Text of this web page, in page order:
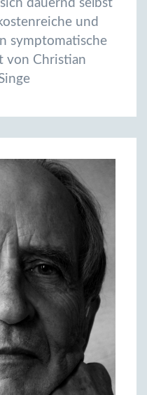
dauernd selbst
und
symptomatische
von Christian